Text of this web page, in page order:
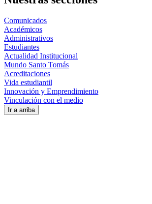
Comunicados
Académicos
Administrativos
Estudiantes
Actualidad Institucional
Mundo Santo Tomás
Acreditaciones
Vida estudiantil
Innovación y Emprendimiento
Vinculación con el medio
Ir a arriba